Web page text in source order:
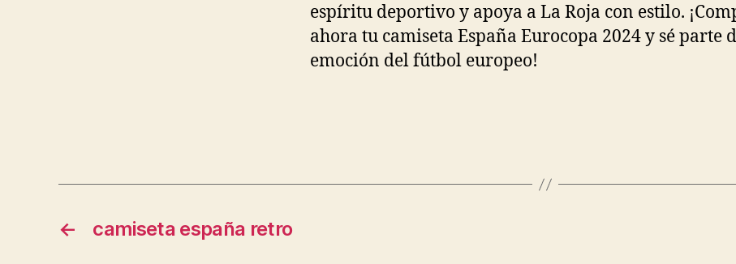
espíritu deportivo y apoya a La Roja con estilo.
ahora tu camiseta España Eurocopa 2024 y sé parte
emoción del fútbol europeo!
← camiseta españa retro